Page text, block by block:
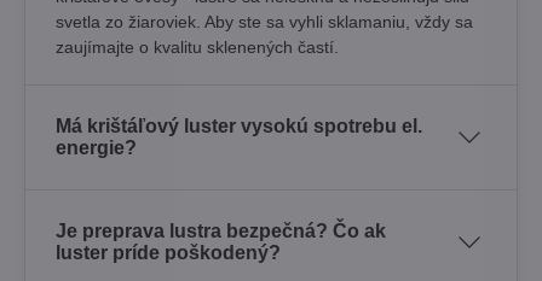
svetla zo žiaroviek. Aby ste sa vyhli sklamaniu, vždy sa
zaujímajte o kvalitu sklenených častí.
Má krištáľový luster vysokú spotrebu el.
energie?
Je preprava lustra bezpečná? Čo ak
luster príde poškodený?